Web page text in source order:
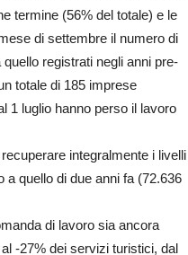
termine (56% del totale) e le
di settembre il numero di
registrati negli anni pre-
totale di 185 imprese
1 luglio hanno perso il lavoro
integralmente i livelli
quello di due anni fa (72.636
di lavoro sia ancora
-27% dei servizi turistici, dal